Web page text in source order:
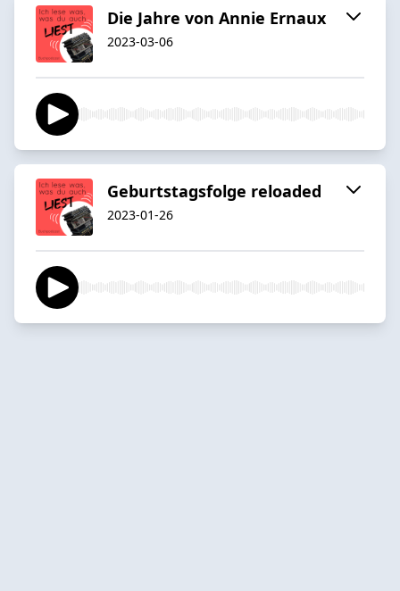
Die Jahre von Annie Ernaux
2023-03-06
Geburtstagsfolge reloaded
2023-01-26